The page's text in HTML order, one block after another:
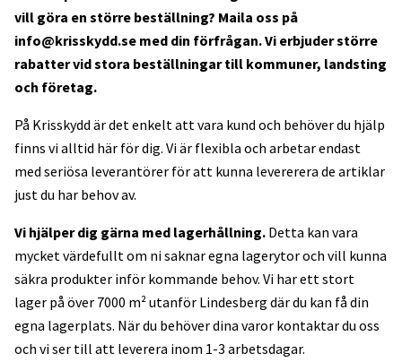
vill göra en större beställning? Maila oss på
info@krisskydd.se med din förfrågan. Vi erbjuder större
rabatter vid stora beställningar till kommuner, landsting
och företag.
På Krisskydd är det enkelt att vara kund och behöver du hjälp
finns vi alltid här för dig. Vi är flexibla och arbetar endast
med seriösa leverantörer för att kunna levererera de artiklar
just du har behov av.
Vi hjälper dig gärna med lagerhållning. Detta kan vara
mycket värdefullt om ni saknar egna lagerytor och vill kunna
säkra produkter inför kommande behov. Vi har ett stort
lager på över 7000 m² utanför Lindesberg där du kan få din
egna lagerplats. När du behöver dina varor kontaktar du oss
och vi ser till att leverera inom 1-3 arbetsdagar.